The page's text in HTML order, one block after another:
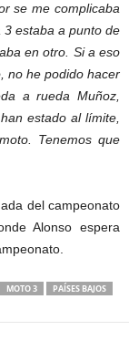
se me complicaba
estaba a punto de
en otro. Si a eso
no he podido hacer
a rueda Muñoz,
estado al límite,
Tenemos que
del campeonato
Alonso espera
MOTO 3
PAÍSES BAJOS